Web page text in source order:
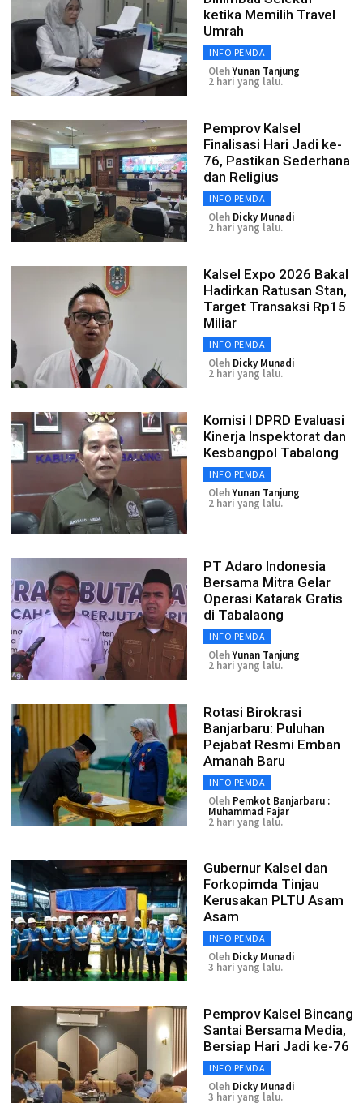
ketika Memilih Travel
Umrah
INFO PEMDA
OlehYunan Tanjung
2 hari yang lalu.
Pemprov Kalsel
Finalisasi Hari Jadi ke-
76, Pastikan Sederhana
dan Religius
INFO PEMDA
Oleh Dicky Munadi
2 hari yang lalu.
Kalsel Expo 2026 Bakal
Hadirkan Ratusan Stan,
Target Transaksi Rp15
Miliar
INFO PEMDA
Oleh Dicky Munadi
2 hari yang lalu.
Komisi I DPRD Evaluasi
Kinerja Inspektorat dan
Kesbangpol Tabalong
INFO PEMDA
OlehYunan Tanjung
2 hari yang lalu.
PT Adaro Indonesia
Bersama Mitra Gelar
Operasi Katarak Gratis
di Tabalaong
INFO PEMDA
OlehYunan Tanjung
2 hari yang lalu.
Rotasi Birokrasi
Banjarbaru: Puluhan
Pejabat Resmi Emban
Amanah Baru
INFO PEMDA
Oleh Pemkot Banjarbaru :
Muhammad Fajar
2 hari yang lalu.
Gubernur Kalsel dan
Forkopimda Tinjau
Kerusakan PLTU Asam
Asam
INFO PEMDA
Oleh Dicky Munadi
3 hari yang lalu.
Pemprov Kalsel Bincang
Santai Bersama Media,
Bersiap Hari Jadi ke-76
INFO PEMDA
Oleh Dicky Munadi
3 hari yang lalu.